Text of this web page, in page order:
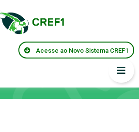
Acesse ao Novo Sistema CREF1